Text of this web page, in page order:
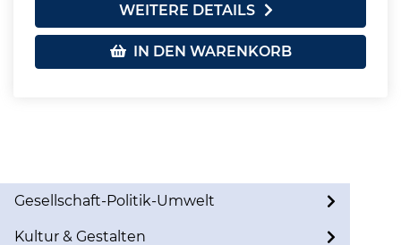
WEITERE DETAILS
IN DEN WARENKORB
Gesellschaft-Politik-Umwelt
Kultur & Gestalten